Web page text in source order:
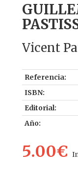
Vicent
Referencia:
ISBN:
Editorial:
Año:
5.00€